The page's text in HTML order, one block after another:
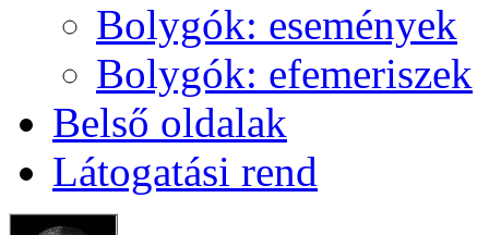
Boly­gók: ese­mé­nyek
Boly­gók: efe­me­ri­szek
Bel­ső ol­da­lak
Lá­to­ga­tá­si rend